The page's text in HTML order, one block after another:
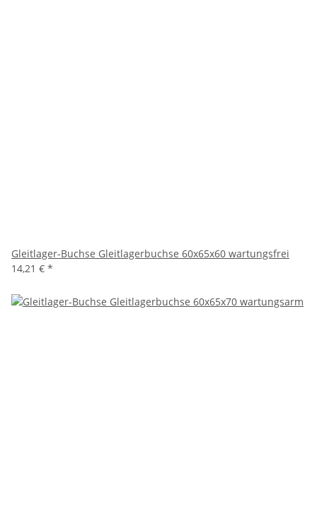
Gleitlager-Buchse Gleitlagerbuchse 60x65x60 wartungsfrei
14,21 € *